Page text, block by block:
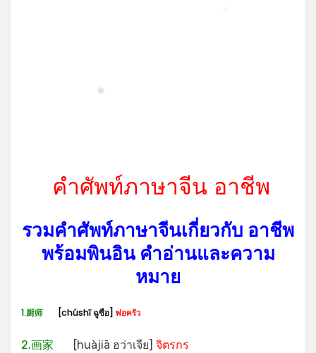
คำศัพท์ภาษาจีน อาชีพ
รวมคำศัพท์ภาษาจีนเกี่ยวกับ อาชีพ
พร้อมพินอิน คำอ่านและความ
หมาย
1.厨师 [chúshī ฉูซือ] พ่อครัว
2.画家 [huàjiā ฮว่าเจีย] จิตรกร